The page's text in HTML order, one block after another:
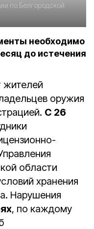
по Белгородской
необходимо
до истечения
жителей
оружия
С 26
области
хранения
Нарушения
, по каждому